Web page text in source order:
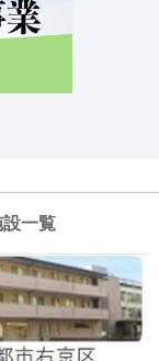
一覧